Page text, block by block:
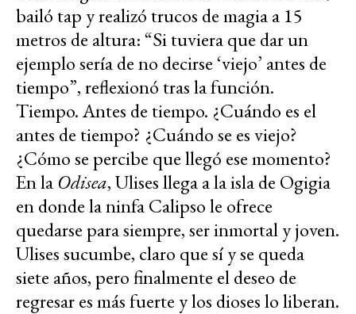
bailó tap y realizó trucos de magia a 15
metros de altura: “Si tuviera que dar un
ejemplo sería de no decirse ‘viejo’ antes de
tiempo”, reflexionó tras la función.
Tiempo. Antes de tiempo. ¿Cuándo es el
antes de tiempo? ¿Cuándo se es viejo?
¿Cómo se percibe que llegó ese momento?
En la Odisea, Ulises llega a la isla de Ogigia
en donde la ninfa Calipso le ofrece
quedarse para siempre, ser inmortal y joven.
Ulises sucumbe, claro que sí y se queda
siete años, pero finalmente el deseo de
regresar es más fuerte y los dioses lo liberan.